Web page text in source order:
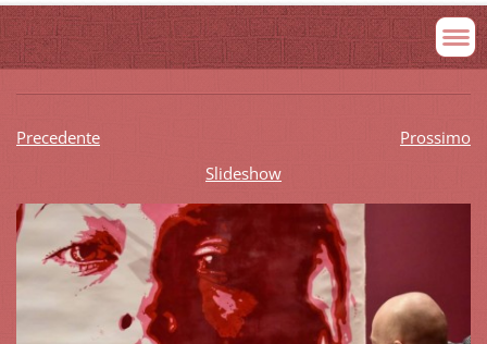
Precedente
Prossimo
Slideshow